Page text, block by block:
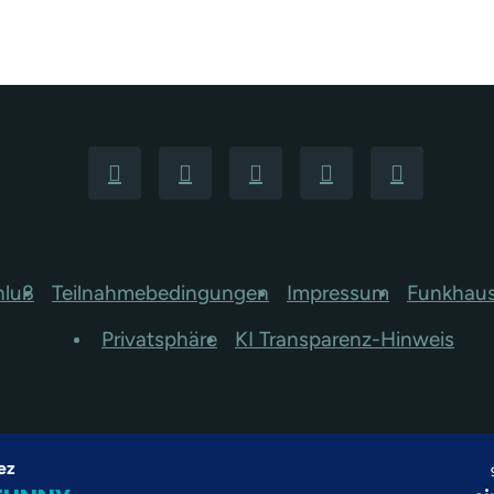
Teilnahmebedingungen Impressum
Privatsphäre
KI Transparenz-Hinweis